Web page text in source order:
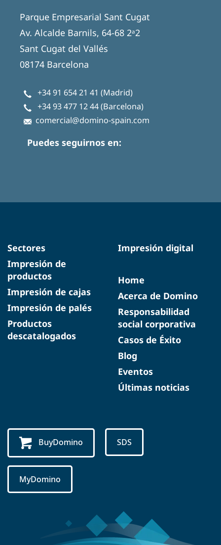
Parque Empresarial Sant Cugat
Av. Alcalde Barnils, 64-68 2ᵃ2
Sant Cugat del Vallés
08174 Barcelona
+34 91 654 21 41 (Madrid)
+34 93 477 12 44(Barcelona)
comercial@domino-spain.com
Puedes seguirnos en:
Sectores
Impresión de
productos
Impresión de cajas
Impresión de palés
Productos
descatalogados
Impresión digital
Home
Acerca de Domino
Responsabilidad
social corporativa
Casos de Éxito
Blog
Eventos
Últimas noticias
BuyDomino SDS
MyDomino